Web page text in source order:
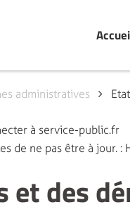
administratives
à service-public.fr
de ne pas être à jour. :
et des